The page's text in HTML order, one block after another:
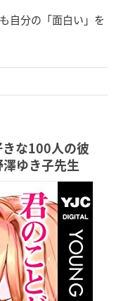
自分の「面白い」を
な100人の彼
ゆき子先生